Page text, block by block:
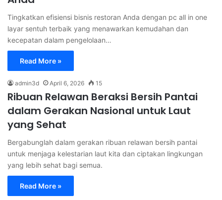
Tingkatkan efisiensi bisnis restoran Anda dengan pc all in one
layar sentuh terbaik yang menawarkan kemudahan dan
kecepatan dalam pengelolaan…
Read More »
admin3d April 6, 2026 15
Ribuan Relawan Beraksi Bersih Pantai
dalam Gerakan Nasional untuk Laut
yang Sehat
Bergabunglah dalam gerakan ribuan relawan bersih pantai
untuk menjaga kelestarian laut kita dan ciptakan lingkungan
yang lebih sehat bagi semua.
Read More »